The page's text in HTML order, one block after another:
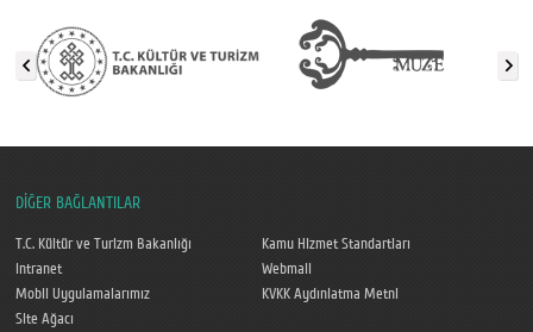
DİĞER BAĞLANTILAR
T.C. Kültür ve Turizm Bakanlığı
Kamu Hizmet Standartları
Intranet
Webmail
Mobil Uygulamalarımız
KVKK Aydınlatma Metni
Site Ağacı